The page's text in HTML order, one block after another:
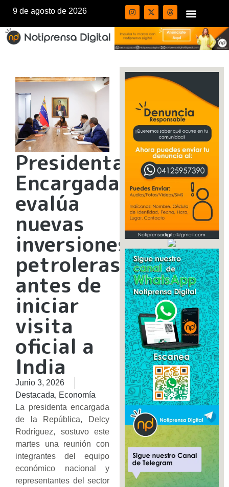
9 de agosto de 2026
Presidenta
Encargada
evalúa
nuevas
inversiones
petroleras
antes de
iniciar
visita
oficial a
India
Junio 3, 2026
Destacada, Economía
La presidenta encargada
de la República, Delcy
Rodríguez, sostuvo este
martes una reunión con
integrantes del equipo
económico nacional y
representantes del sector